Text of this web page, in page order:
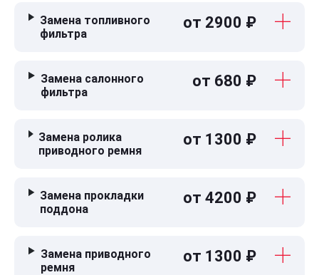
Замена топливного
фильтра
от 2900 ₽
Замена салонного
фильтра
от 680 ₽
Замена ролика
приводного ремня
от 1300 ₽
Замена прокладки
поддона
от 4200 ₽
Замена приводного
ремня
от 1300 ₽